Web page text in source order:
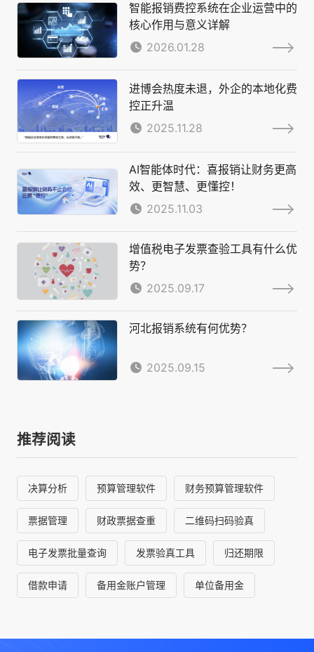
智能报销费控系统在企业运营中的
核心作用与意义详解
2026.01.28
进博会热度未退，外企的本地化费
控正升温
2025.11.28
AI智能体时代：喜报销让财务更高
效、更智慧、更懂控！
2025.11.03
增值税电子发票查验工具有什么优
势？
2025.09.17
河北报销系统有何优势？
2025.09.15
推荐阅读
决算分析 预算管理软件 财务预算管理软件
票据管理 财政票据查重 二维码扫码验真
电子发票批量查询 发票验真工具 归还期限
借款申请 备用金账户管理 单位备用金